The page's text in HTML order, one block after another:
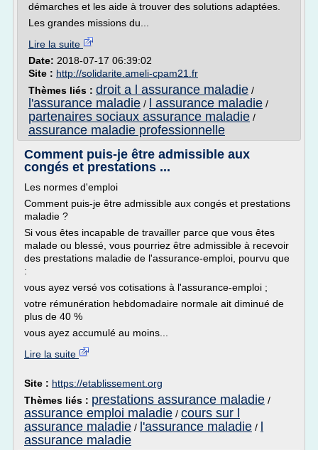
démarches et les aide à trouver des solutions adaptées.
Les grandes missions du...
Lire la suite
Date: 2018-07-17 06:39:02
Site : http://solidarite.ameli-cpam21.fr
Thèmes liés : droit a l assurance maladie /
l'assurance maladie / l assurance maladie /
partenaires sociaux assurance maladie /
assurance maladie professionnelle
Comment puis-je être admissible aux
congés et prestations ...
Les normes d'emploi
Comment puis-je être admissible aux congés et prestations
maladie ?
Si vous êtes incapable de travailler parce que vous êtes
malade ou blessé, vous pourriez être admissible à recevoir
des prestations maladie de l'assurance-emploi, pourvu que
:
vous ayez versé vos cotisations à l'assurance-emploi ;
votre rémunération hebdomadaire normale ait diminué de
plus de 40 %
vous ayez accumulé au moins...
Lire la suite
Site : https://etablissement.org
Thèmes liés : prestations assurance maladie /
assurance emploi maladie / cours sur l
assurance maladie / l'assurance maladie /
assurance maladie